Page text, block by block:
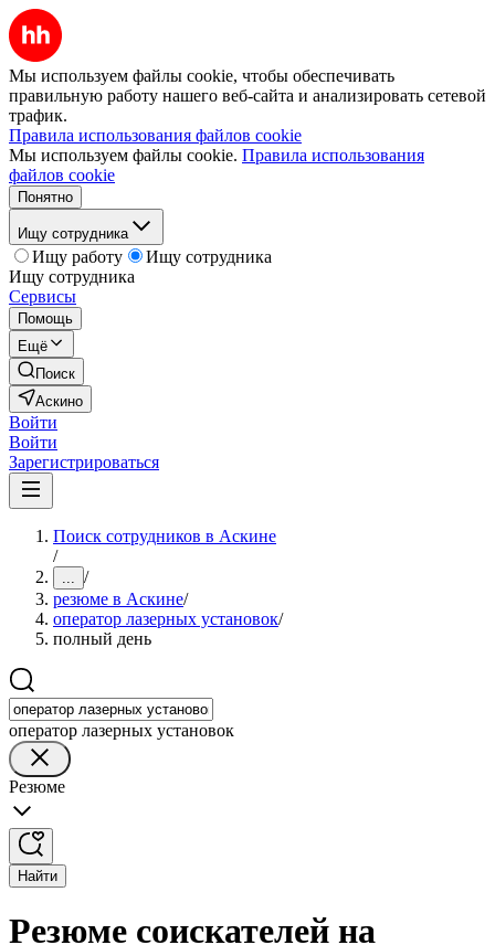
Мы используем файлы cookie, чтобы обеспечивать
правильную работу нашего веб-сайта и анализировать сетевой
трафик.
Правила использования файлов cookie
Мы используем файлы cookie. Правила использования
файлов cookie
Понятно
Ищу сотрудника
Ищу работу
Ищу сотрудника
Ищу сотрудника
Сервисы
Помощь
Ещё
Поиск
Аскино
Войти
Войти
Зарегистрироваться
Поиск сотрудников в Аскине
/
... /
резюме в Аскине/
оператор лазерных установок/
полный день
оператор лазерных установок
Резюме
Найти
Резюме соискателей на